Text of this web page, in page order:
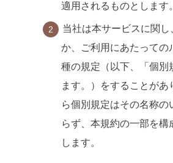
適用されるものとします。
当社は本サービスに関し
か、ご利用にあたっての
種の規定（以下、「個別
ます。）をすることがあ
ら個別規定はその名称の
らず、本規約の一部を構
します。